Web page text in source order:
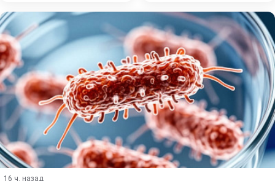
16 ч. назад